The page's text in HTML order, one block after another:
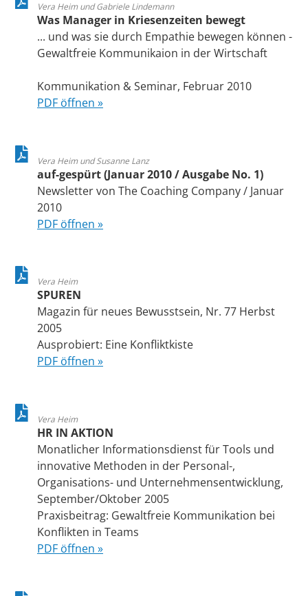
Vera Heim und Gabriele Lindemann
Was Manager in Kriesenzeiten bewegt
... und was sie durch Empathie bewegen können -
Gewaltfreie Kommunikaion in der Wirtschaft
Kommunikation & Seminar, Februar 2010
PDF öffnen »
Vera Heim und Susanne Lanz
auf-gespürt (Januar 2010 / Ausgabe No. 1)
Newsletter von The Coaching Company / Januar
2010
PDF öffnen »
Vera Heim
SPUREN
Magazin für neues Bewusstsein, Nr. 77 Herbst
2005
Ausprobiert: Eine Konfliktkiste
PDF öffnen »
Vera Heim
HR IN AKTION
Monatlicher Informationsdienst für Tools und
innovative Methoden in der Personal-,
Organisations- und Unternehmensentwicklung,
September/Oktober 2005
Praxisbeitrag: Gewaltfreie Kommunikation bei
Konflikten in Teams
PDF öffnen »